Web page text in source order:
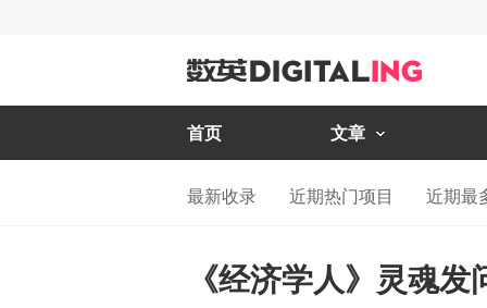
首页 文章
最新收录 近期热门项目 近期最
《经济学人》灵魂